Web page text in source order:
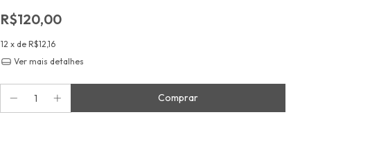
R$120,00
12 x de R$12,16
Ver mais detalhes